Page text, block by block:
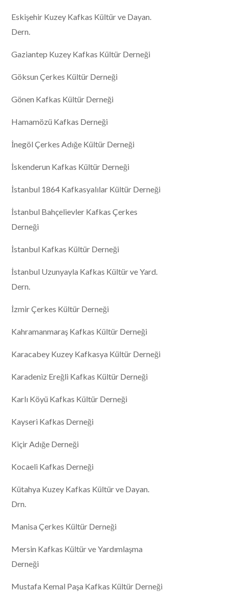
Eskişehir Kuzey Kafkas Kültür ve Dayan.
Dern.
Gaziantep Kuzey Kafkas Kültür Derneği
Göksun Çerkes Kültür Derneği
Gönen Kafkas Kültür Derneği
Hamamözü Kafkas Derneği
İnegöl Çerkes Adığe Kültür Derneği
İskenderun Kafkas Kültür Derneği
İstanbul 1864 Kafkasyalılar Kültür Derneği
İstanbul Bahçelievler Kafkas Çerkes
Derneği
İstanbul Kafkas Kültür Derneği
İstanbul Uzunyayla Kafkas Kültür ve Yard.
Dern.
İzmir Çerkes Kültür Derneği
Kahramanmaraş Kafkas Kültür Derneği
Karacabey Kuzey Kafkasya Kültür Derneği
Karadeniz Ereğli Kafkas Kültür Derneği
Karlı Köyü Kafkas Kültür Derneği
Kayseri Kafkas Derneği
Kiçir Adığe Derneği
Kocaeli Kafkas Derneği
Kütahya Kuzey Kafkas Kültür ve Dayan.
Drn.
Manisa Çerkes Kültür Derneği
Mersin Kafkas Kültür ve Yardımlaşma
Derneği
Mustafa Kemal Paşa Kafkas Kültür Derneği